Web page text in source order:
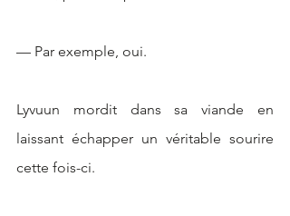
— Par exemple, oui.
Lyvuun mordit dans sa viande en
laissant échapper un véritable sourire
cette fois-ci.